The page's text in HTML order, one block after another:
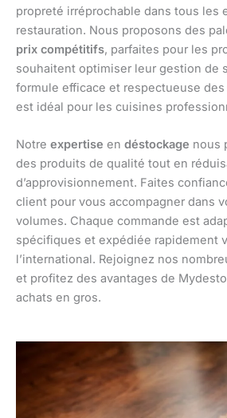
propreté irréprochable dans tous les
restauration. Nous proposons des
prix compétitifs, parfaites pour les
souhaitent optimiser leur gestion de
formule efficace et respectueuse
est idéal pour les cuisines
Notre expertise en déstockage nous
des produits de qualité tout en
d’approvisionnement. Faites
client pour vous accompagner dans
volumes. Chaque commande est
spécifiques et expédiée rapidement
l’international. Rejoignez nos
et profitez des avantages de
achats en gros.